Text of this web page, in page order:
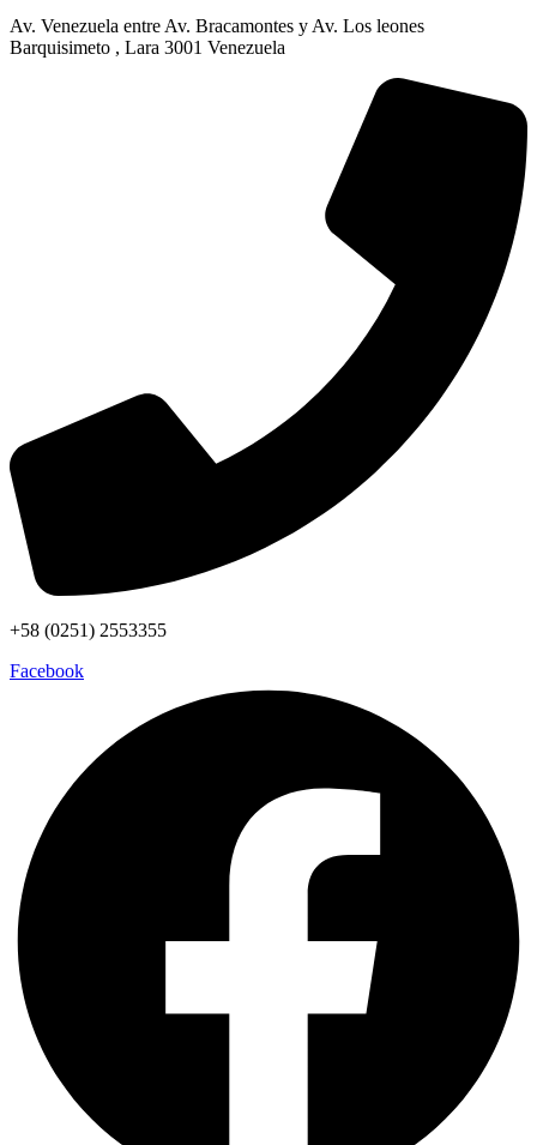
Av. Venezuela entre Av. Bracamontes y Av. Los leones
Barquisimeto , Lara 3001 Venezuela
+58 (0251) 2553355
Facebook